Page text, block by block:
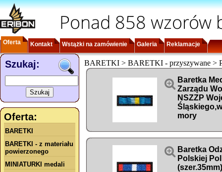
Ponad 858 wzorów
Oferta Kontakt Wstążki na zamówienie Galeria Reklamacje
Szukaj:
Oferta:
BARETKI
BARETKI - z materiału
powierzonego
MINIATURKI medali
BARETKI > BARETKI - przyszywane >
 Baretka
Zarządu
NSZZP
mory
 Baretka
Polskiej
(szer.35mm)